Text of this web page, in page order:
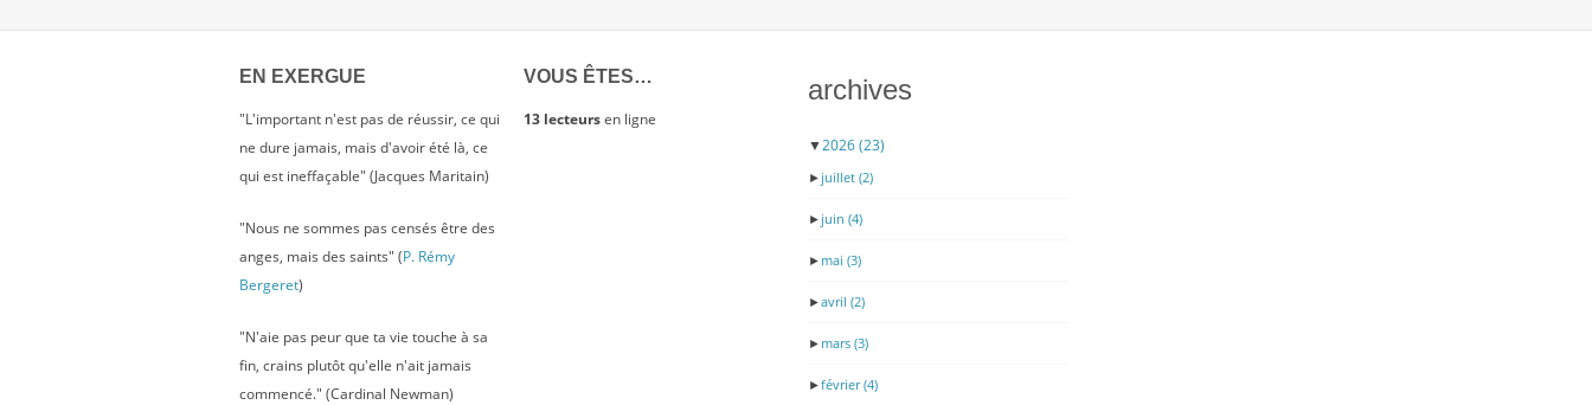
EN EXERGUE
"L'important n'est pas de réussir, ce qui
ne dure jamais, mais d'avoir été là, ce
qui est ineffaçable" (Jacques Maritain)
"Nous ne sommes pas censés être des
anges, mais des saints" (P. Rémy
Bergeret)
"N'aie pas peur que ta vie touche à sa
fin, crains plutôt qu'elle n'ait jamais
commencé." (Cardinal Newman)
VOUS ÊTES…
13 lecteursen ligne
archives
▼2026(23)
► juillet (2)
► juin (4)
► mai (3)
►avril (2)
► mars (3)
►février(4)